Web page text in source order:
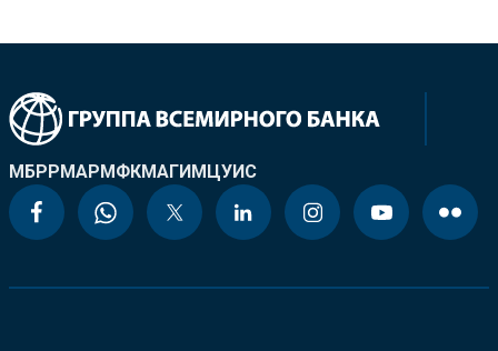
МБРРМАРМФКМАГИМЦУИС